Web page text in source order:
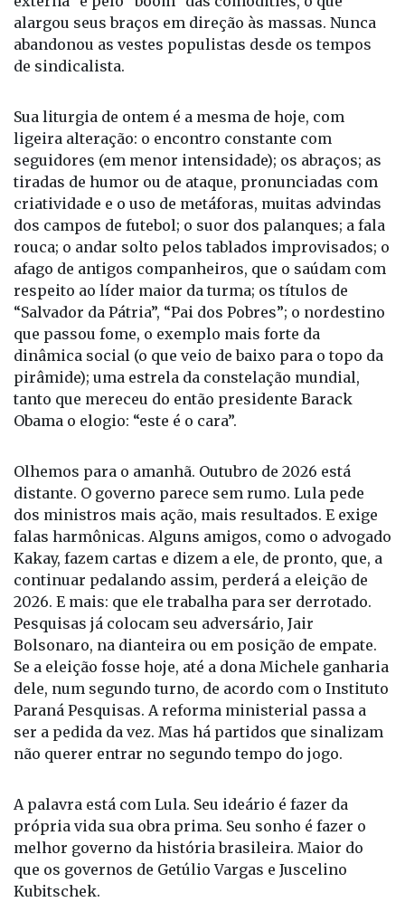
mandatos anteriores, foi bafejado pela “bonança
externa” e pelo “boom” das comodities, o que
alargou seus braços em direção às massas. Nunca
abandonou as vestes populistas desde os tempos
Sua liturgia de ontem é a mesma de hoje, com
ligeira alteração: o encontro constante com
seguidores (em menor intensidade); os abraços; as
tiradas de humor ou de ataque, pronunciadas com
criatividade e o uso de metáforas, muitas advindas
dos campos de futebol; o suor dos palanques; a fala
rouca; o andar solto pelos tablados improvisados; o
afago de antigos companheiros, que o saúdam com
respeito ao líder maior da turma; os títulos de
“Salvador da Pátria”, “Pai dos Pobres”; o nordestino
que passou fome, o exemplo mais forte da
dinâmica social (o que veio de baixo para o topo da
pirâmide); uma estrela da constelação mundial,
tanto que mereceu do então presidente Barack
Olhemos para o amanhã. Outubro de 2026 está
distante. O governo parece sem rumo. Lula pede
dos ministros mais ação, mais resultados. E exige
falas harmônicas. Alguns amigos, como o advogado
Kakay, fazem cartas e dizem a ele, de pronto, que, a
continuar pedalando assim, perderá a eleição de
2026. E mais: que ele trabalha para ser derrotado.
Pesquisas já colocam seu adversário, Jair
Bolsonaro, na dianteira ou em posição de empate.
Se a eleição fosse hoje, até a dona Michele ganharia
dele, num segundo turno, de acordo com o Instituto
Paraná Pesquisas. A reforma ministerial passa a
ser a pedida da vez. Mas há partidos que sinalizam
A palavra está com Lula. Seu ideário é fazer da
própria vida sua obra prima. Seu sonho é fazer o
melhor governo da história brasileira. Maior do
que os governos de Getúlio Vargas e Juscelino